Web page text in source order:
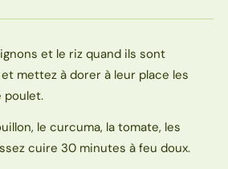
et le riz quand ils sont
mettez à dorer à leur place les
poulet.
le curcuma, la tomate, les
cuire 30 minutes à feu doux.